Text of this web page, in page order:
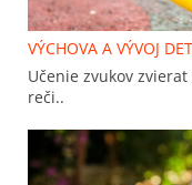
VÝCHOVA A VÝVOJ
Učenie zvukov
reči..